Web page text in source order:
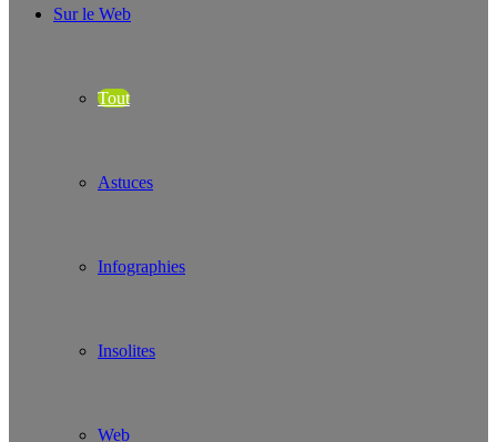
Sur le Web
Tout
Astuces
Infographies
Insolites
Web